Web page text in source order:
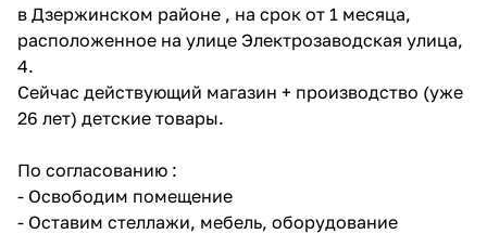
в Дзержинском районе , на срок от 1 месяца,
расположенное на улице Электрозаводская улица,
4.
Сейчас действующий магазин + производство (уже
26 лет) детские товары.
По согласованию :
- Освободим помещение
- Оставим стеллажи, мебель, оборудование